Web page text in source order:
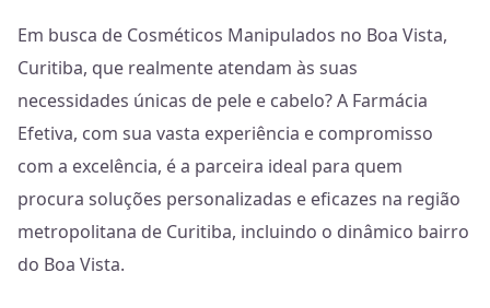
Em busca de Cosméticos Manipulados no Boa Vista,
Curitiba, que realmente atendam às suas
necessidades únicas de pele e cabelo? A Farmácia
Efetiva, com sua vasta experiência e compromisso
com a excelência, é a parceira ideal para quem
procura soluções personalizadas e eficazes na região
metropolitana de Curitiba, incluindo o dinâmico bairro
do Boa Vista.